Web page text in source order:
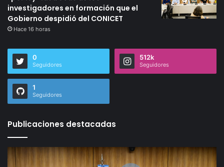
investigadores en formación que el
Gobierno despidió del CONICET
Hace 16 horas
0
Seguidores
512k
Seguidores
1
Seguidores
Publicaciones destacadas
Desde
Diputados,
no